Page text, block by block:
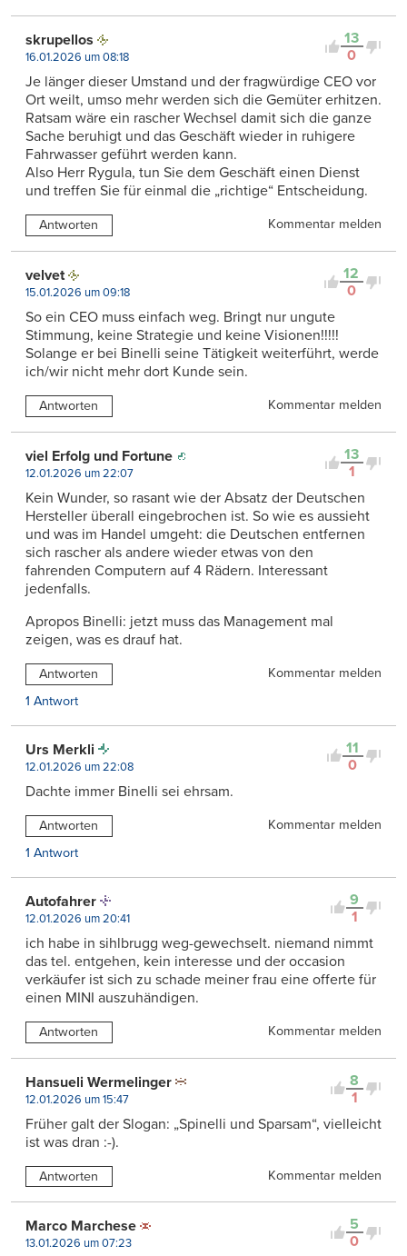
13
0
skrupellos
16.01.2026 um 08:18
Je länger dieser Umstand und der fragwürdige CEO vor
Ort weilt, umso mehr werden sich die Gemüter erhitzen.
Ratsam wäre ein rascher Wechsel damit sich die ganze
Sache beruhigt und das Geschäft wieder in ruhigere
Fahrwasser geführt werden kann.
Also Herr Rygula, tun Sie dem Geschäft einen Dienst
und treffen Sie für einmal die „richtige“ Entscheidung.
Antworten Kommentar melden
12
0
velvet
15.01.2026 um 09:18
So ein CEO muss einfach weg. Bringt nur ungute
Stimmung, keine Strategie und keine Visionen!!!!!
Solange er bei Binelli seine Tätigkeit weiterführt, werde
ich/wir nicht mehr dort Kunde sein.
Antworten Kommentar melden
13
1
viel Erfolg und Fortune
12.01.2026 um 22:07
Kein Wunder, so rasant wie der Absatz der Deutschen
Hersteller überall eingebrochen ist. So wie es aussieht
und was im Handel umgeht: die Deutschen entfernen
sich rascher als andere wieder etwas von den
fahrenden Computern auf 4 Rädern. Interessant
jedenfalls.
Apropos Binelli: jetzt muss das Management mal
zeigen, was es drauf hat.
Antworten
Kommentar melden
1 Antwort
11
0
Urs Merkli
12.01.2026 um 22:08
Dachte immer Binelli sei ehrsam.
Antworten
Kommentar melden
1 Antwort
9
1
Autofahrer
12.01.2026 um 20:41
ich habe in sihlbrugg weg-gewechselt. niemand nimmt
das tel. entgehen, kein interesse und der occasion
verkäufer ist sich zu schade meiner frau eine offerte für
einen MINI auszuhändigen.
Antworten Kommentar melden
8
1
Hansueli Wermelinger
12.01.2026 um 15:47
Früher galt der Slogan: „Spinelli und Sparsam“, vielleicht
ist was dran :-).
Antworten Kommentar melden
5
0
Marco Marchese
13.01.2026 um 07:23